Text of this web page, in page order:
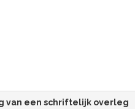
van een schriftelijk overleg